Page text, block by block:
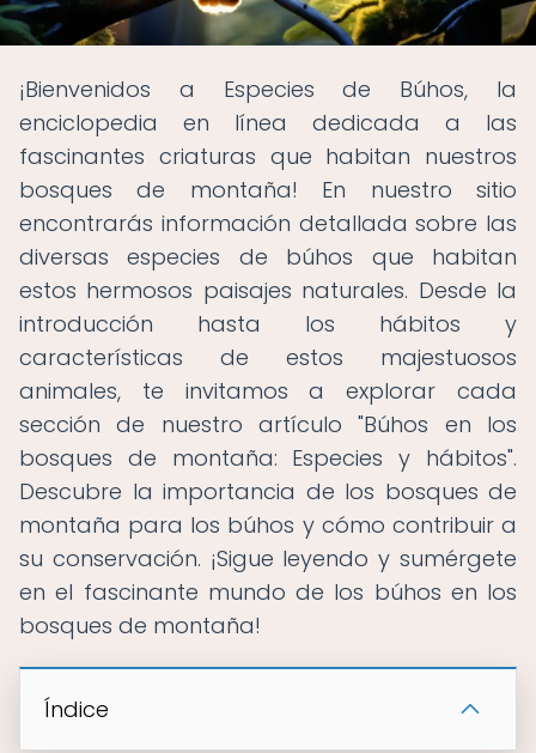
¡Bienvenidos a Especies de Búhos, la
enciclopedia en línea dedicada a las
fascinantes criaturas que habitan nuestros
bosques de montaña! En nuestro sitio
encontrarás información detallada sobre las
diversas especies de búhos que habitan
estos hermosos paisajes naturales. Desde la
introducción hasta los hábitos y
características de estos majestuosos
animales, te invitamos a explorar cada
sección de nuestro artículo "Búhos en los
bosques de montaña: Especies y hábitos".
Descubre la importancia de los bosques de
montaña para los búhos y cómo contribuir a
su conservación. ¡Sigue leyendo y sumérgete
en el fascinante mundo de los búhos en los
bosques de montaña!
Índice